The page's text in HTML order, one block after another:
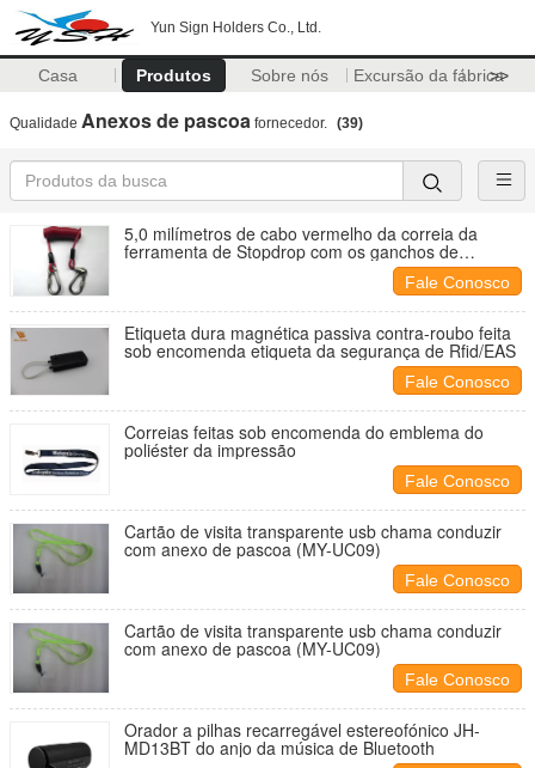
Yun Sign Holders Co., Ltd.
Casa Produtos Sobre nós Excursão da fábrica
>>
Qualidade Anexos de pascoa fornecedor. (39)
5,0 milímetros de cabo vermelho da correia da
ferramenta de Stopdrop com os ganchos de
Fale Conosco
Etiqueta dura magnética passiva contra-roubo feita
sob encomenda etiqueta da segurança de Rfid/EAS
Fale Conosco
Correias feitas sob encomenda do emblema do
poliéster da impressão
Fale Conosco
Cartão de visita transparente usb chama conduzir
com anexo de pascoa (MY-UC09)
Fale Conosco
Cartão de visita transparente usb chama conduzir
com anexo de pascoa (MY-UC09)
Fale Conosco
Orador a pilhas recarregável estereofónico JH-
MD13BT do anjo da música de Bluetooth